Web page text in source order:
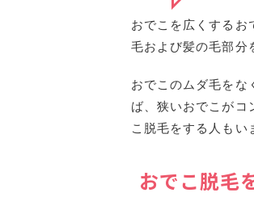
おでこを広くするお
毛および髪の毛部分
おでこのムダ毛をな
ば、狭いおでこがコ
こ脱毛をする人もい
おでこ脱毛